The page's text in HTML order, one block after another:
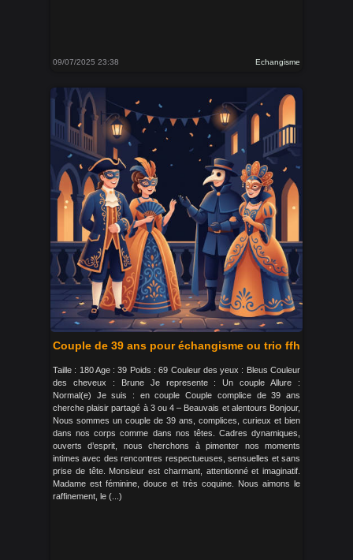
09/07/2025 23:38 Echangisme
Couple de 39 ans pour échangisme ou trio ffh
Taille : 180 Age : 39 Poids : 69 Couleur des yeux : Bleus Couleur
des cheveux : Brune Je represente : Un couple Allure :
Normal(e) Je suis : en couple Couple complice de 39 ans
cherche plaisir partagé à 3 ou 4 – Beauvais et alentours Bonjour,
Nous sommes un couple de 39 ans, complices, curieux et bien
dans nos corps comme dans nos têtes. Cadres dynamiques,
ouverts d’esprit, nous cherchons à pimenter nos moments
intimes avec des rencontres respectueuses, sensuelles et sans
prise de tête. Monsieur est charmant, attentionné et imaginatif.
Madame est féminine, douce et très coquine. Nous aimons le
raffinement, le (...)